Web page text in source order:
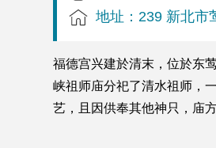
地址：239 新北市
福德宫兴建於清末，位於东
峡祖师庙分祀了清水祖师，
艺，且因供奉其他神只，庙